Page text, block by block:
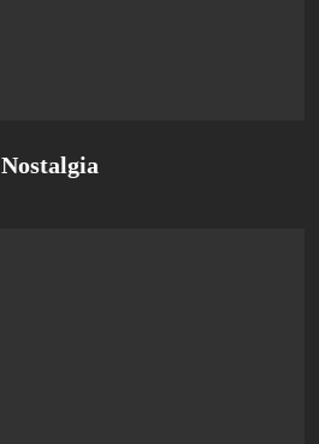
Nostalgia